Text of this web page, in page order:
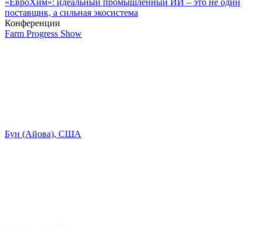
поставщик, а сильная экосистема
Конференции
Farm Progress Show
Бун (Айова), США